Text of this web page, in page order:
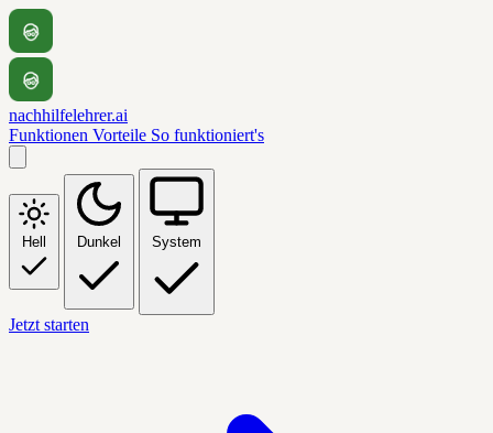
nachhilfelehrer.ai
Funktionen Vorteile So funktioniert's
Hell Dunkel System
Jetzt starten